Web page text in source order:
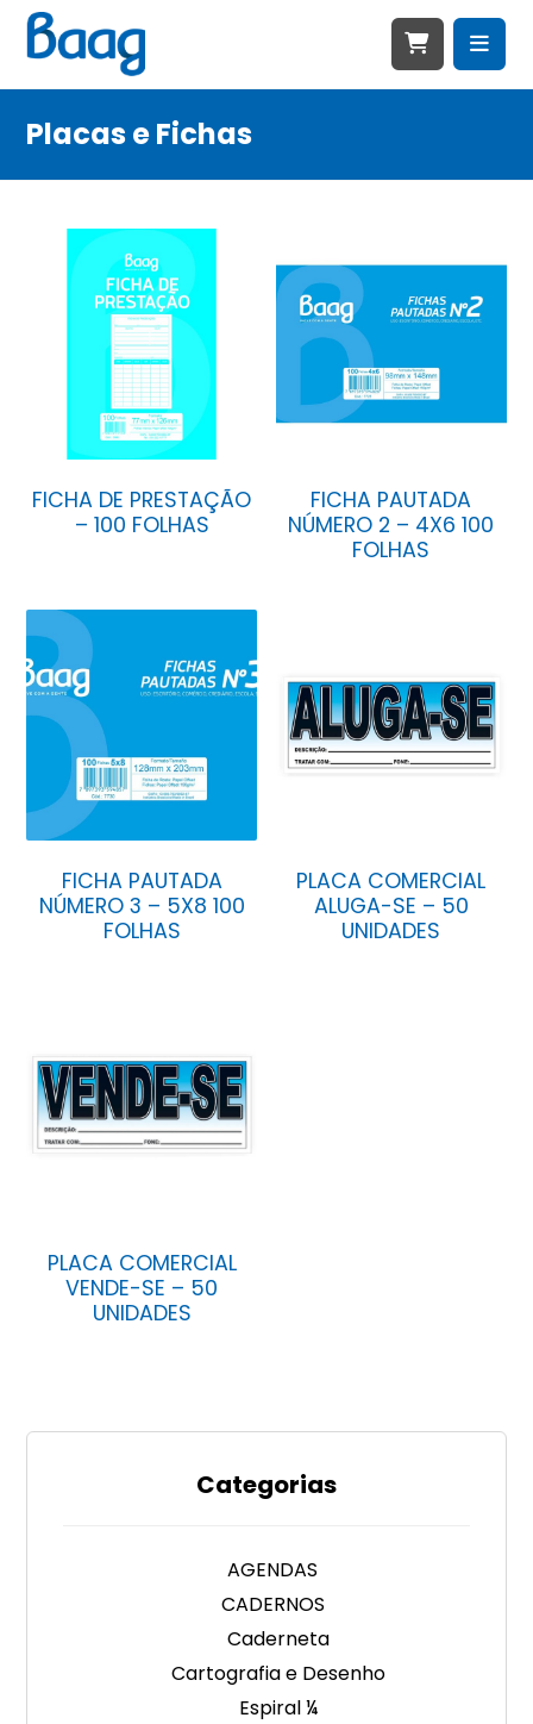
Placas e Fichas
FICHA DE PRESTAÇÃO
– 100 FOLHAS
FICHA PAUTADA
NÚMERO 2 – 4X6 100
FOLHAS
FICHA PAUTADA
NÚMERO 3 – 5X8 100
FOLHAS
PLACA COMERCIAL
ALUGA-SE – 50
UNIDADES
PLACA COMERCIAL
VENDE-SE – 50
UNIDADES
Categorias
AGENDAS
CADERNOS
Caderneta
Cartografia e Desenho
Espiral ¼